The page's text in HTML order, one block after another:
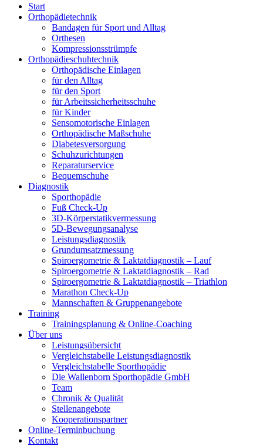
Start
Orthopädietechnik
Bandagen für Sport und Alltag
Orthesen
Kompressionsstrümpfe
Orthopädieschuhtechnik
Orthopädische Einlagen
für den Alltag
für den Sport
für Arbeitssicherheitsschuhe
für Kinder
Sensomotorische Einlagen
Orthopädische Maßschuhe
Diabetesversorgung
Schuhzurichtungen
Reparaturservice
Bequemschuhe
Diagnostik
Sporthopädie
Fuß Check-Up
3D-Körperstatikvermessung
5D-Bewegungsanalyse
Leistungsdiagnostik
Grundumsatzmessung
Spiroergometrie & Laktatdiagnostik – Lauf
Spiroergometrie & Laktatdiagnostik – Rad
Spiroergometrie & Laktatdiagnostik – Triathlon
Marathon Check-Up
Mannschaften & Gruppenangebote
Training
Trainingsplanung & Online-Coaching
Über uns
Leistungsübersicht
Vergleichstabelle Leistungsdiagnostik
Vergleichstabelle Sporthopädie
Die Wallenborn Sporthopädie GmbH
Team
Chronik & Qualität
Stellenangebote
Kooperationspartner
Online-Terminbuchung
Kontakt